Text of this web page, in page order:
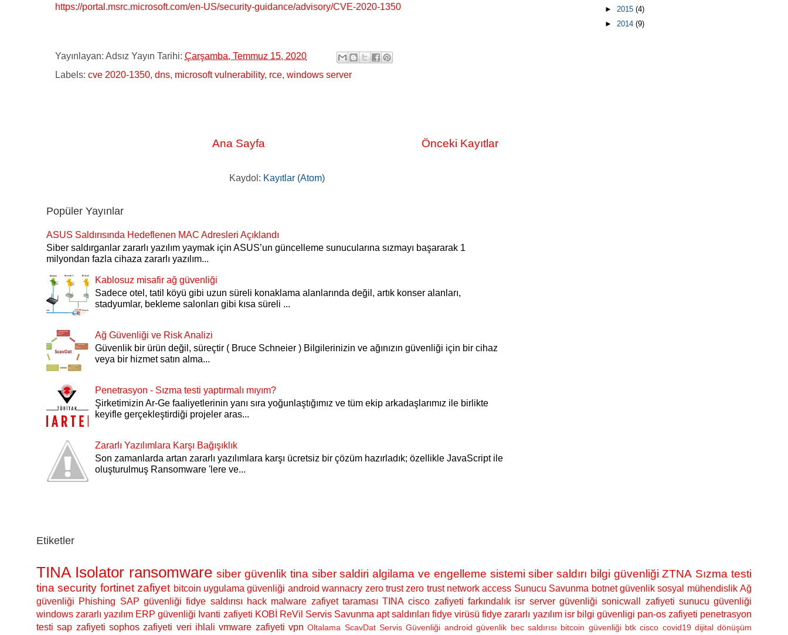
https://portal.msrc.microsoft.com/en-US/security-guidance/advisory/CVE-2020-1350
Yayınlayan: Adsız Yayın Tarihi: Çarşamba, Temmuz 15, 2020
Labels: cve 2020-1350, dns, microsoft vulnerability, rce, windows server
Önceki Kayıtlar
Ana Sayfa
Kaydol: Kayıtlar (Atom)
Popüler Yayınlar
ASUS Saldırısında Hedeflenen MAC Adresleri Açıklandı
Siber saldırganlar zararlı yazılım yaymak için ASUS’un güncelleme sunucularına sızmayı başararak 1
milyondan fazla cihaza zararlı yazılım...
Kablosuz misafir ağ güvenliği
Sadece otel, tatil köyü gibi uzun süreli konaklama alanlarında değil, artık konser alanları,
stadyumlar, bekleme salonları gibi kısa süreli ...
Ağ Güvenliği ve Risk Analizi
Güvenlik bir ürün değil, süreçtir ( Bruce Schneier ) Bilgilerinizin ve ağınızın güvenliği için bir cihaz
veya bir hizmet satın alma...
Penetrasyon - Sızma testi yaptırmalı mıyım?
Şirketimizin Ar-Ge faaliyetlerinin yanı sıra yoğunlaştığımız ve tüm ekip arkadaşlarımız ile birlikte
keyifle gerçekleştirdiği projeler aras...
Zararlı Yazılımlara Karşı Bağışıklık
Son zamanlarda artan zararlı yazılımlara karşı ücretsiz bir çözüm hazırladık; özellikle JavaScript ile
oluşturulmuş Ransomware 'lere ve...
► 2015 (4)
► 2014 (9)
Etiketler
TINA Isolator ransomware siber güvenlik tina siber saldiri algilama ve engelleme sistemi siber saldırı bilgi güvenliği ZTNA Sızma testi
tina security fortinet zafiyet bitcoin uygulama güvenliği android wannacry zero trust zero trust network access Sunucu Savunma botnet güvenlik sosyal mühendislik Ağ
güvenliği Phishing SAP güvenliği fidye saldırısı hack malware zafiyet taraması TINA cisco zafiyeti farkındalık isr server güvenliği sonicwall zafiyeti sunucu güvenliği
windows zararlı yazılım ERP güvenliği Ivanti zafiyeti KOBİ ReVil Servis Savunma apt saldırıları fidye virüsü fidye zararlı yazılım isr bilgi güvenligi pan-os zafiyeti penetrasyon
testi sap zafiyeti sophos zafiyeti veri ihlali vmware zafiyeti vpn Oltalama ScavDat Servis Güvenliği android güvenlik bec saldırısı bitcoin güvenliği btk cisco covid19 dijital dönüşüm